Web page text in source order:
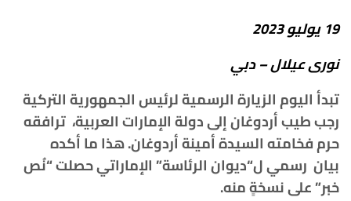
19 يوليو2023
نورىعيلال–دبي
تبدأاليومالزيارةالرسميةلرئيسالجمهوريةالتركية
رجبطيبأردوغانإلىدولةالإماراتالعربية، ترافقه
حرمفخامتهالسيدةأمينةأردوغان.هذاماأكده
بيان رسميل“ديوانالرئاسة”الإماراتيحصلت“نُص
خبر”علىنسخةٍمنه.